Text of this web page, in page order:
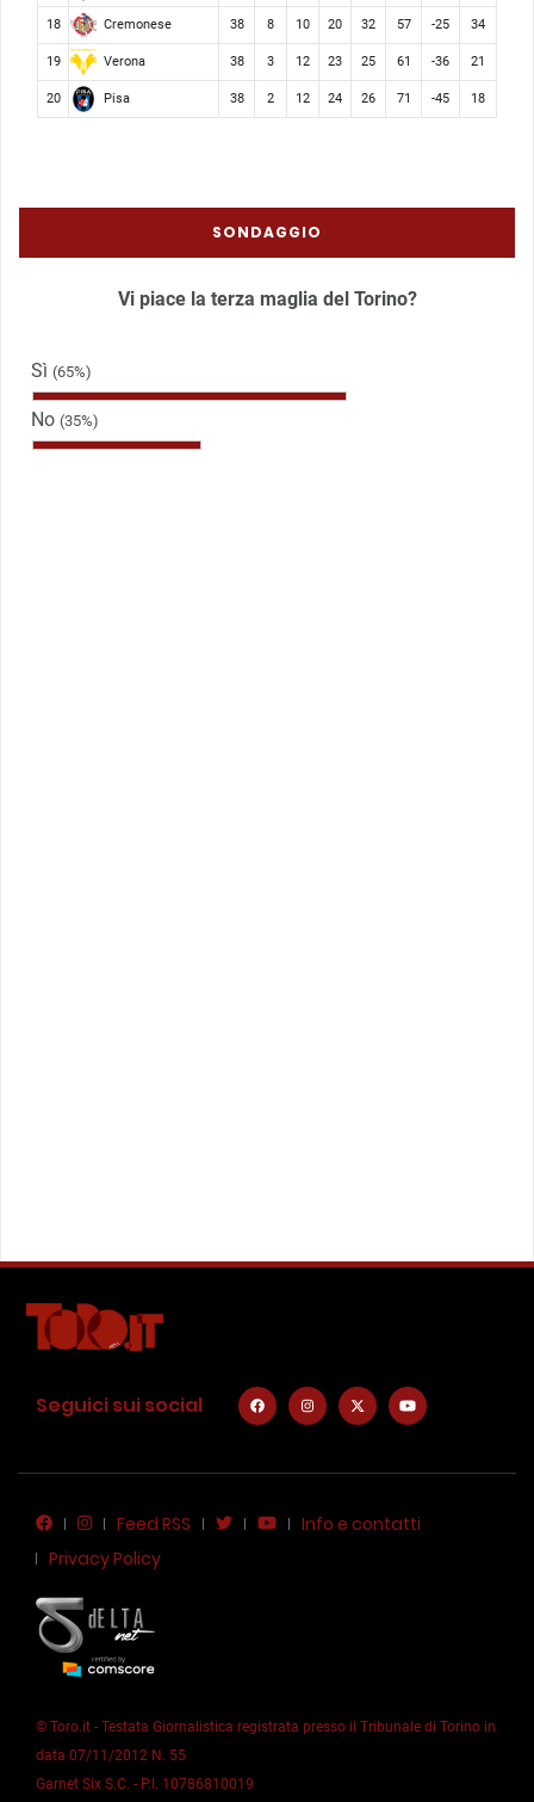
18 Cremonese 38 8 10 20 32 57 -25 34
19 Verona 38 3 12 23 25 61 -36 21
20 Pisa 38 2 12 24 26 71 -45 18
SONDAGGIO
Vi piace la terza maglia del Torino?
Sì (65%)
No (35%)
Seguici sui social
Feed RSS
Info e contatti
Privacy Policy
© Toro.it - Testata Giornalistica registrata presso il Tribunale di Torino in
data 07/11/2012 N. 55
Garnet Six S.C. - P.I. 10786810019